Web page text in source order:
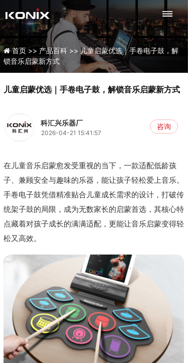
首页 >> 产品百科 >>儿童启蒙优选｜手卷电子鼓，解
锁音乐启蒙新方式
儿童启蒙优选｜手卷电子鼓，解锁音乐启蒙新方式
2026-04-21 15:41:57
科汇兴乐器厂
在儿童音乐启蒙愈发受重视的当下，一款适配低龄孩
子、兼顾安全与趣味的乐器，能让孩子轻松爱上音乐。
手卷电子鼓凭借精准贴合儿童成长需求的设计，打破传
统架子鼓的局限，成为无数家长的启蒙首选，其核心特
点藏着对孩子成长的满满适配，更能让音乐启蒙变得轻
松又高效。
咨询